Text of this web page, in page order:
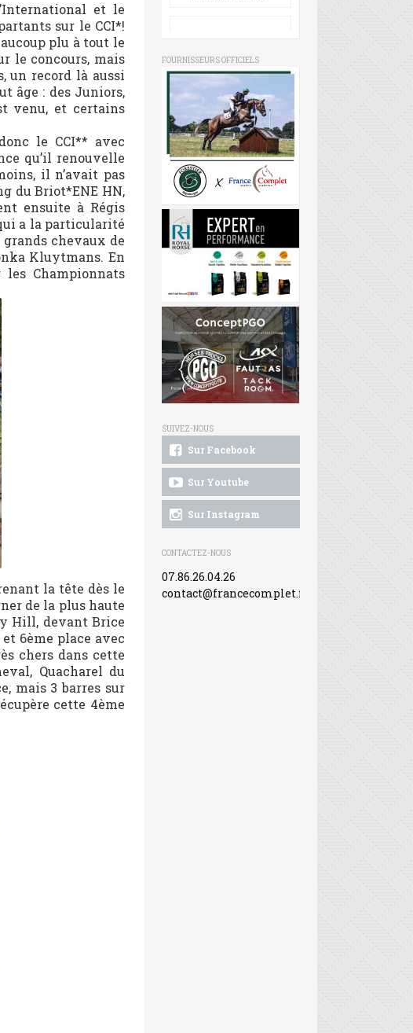
et le
sur le CCI*!
plu à tout le
le concours, mais
un record là aussi
âge : des Juniors,
venu, et certains
le CCI** avec
qu’il renouvelle
il n’avait pas
du Briot*ENE HN,
ensuite à Régis
a la particularité
grands chevaux de
Kluytmans. En
Championnats
la tête dès le
de la plus haute
Hill, devant Brice
6ème place avec
chers dans cette
Quacharel du
mais 3 barres sur
cette 4ème
FOURNISSEURS OFFICIELS
SUIVEZ-NOUS
Sur Facebook
Sur Youtube
Sur Instagram
CONTACTEZ-NOUS
07.86.26.04.26
contact@francecomplet.fr